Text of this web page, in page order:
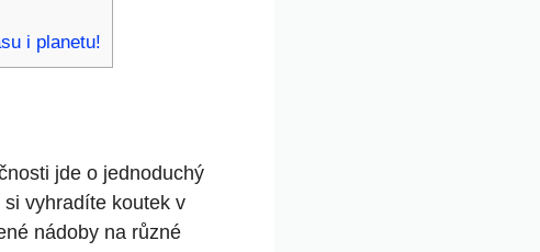
i planetu!
jde o jednoduchý
vyhradíte koutek v
nádoby na různé